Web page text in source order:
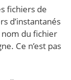
fichiers de
d’instantanés
du fichier
Ce n’est pas